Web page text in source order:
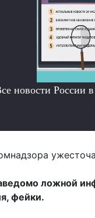
новости
ложной
фейки.